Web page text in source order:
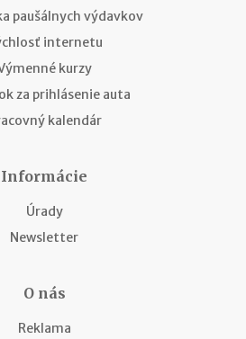
paušálnych výdavkov
internetu
kurzy
za prihlásenie auta
kalendár
Informácie
Úrady
Newsletter
O nás
Reklama